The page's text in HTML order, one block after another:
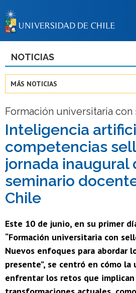
BIBLIOTECAS
Estudiantes
Académicas/
Funcionarias/
Egresadas/os
NOTICIAS
MÁS NOTICIAS
Formación universitaria
Inteligencia
competencias
jornada inaugural
seminario
Chile
Este 10 de junio, en su primer
“Formación universitaria con
Nuevos enfoques para abordar
presente”, se centró en cómo la
enfrentar los retos que implican